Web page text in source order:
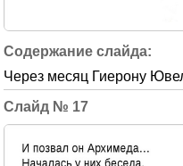
Через месяц Гиерону
17